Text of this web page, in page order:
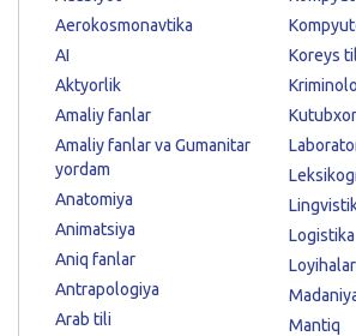
Aerokosmonavtika
AI
Aktyorlik
Amaliy fanlar
Amaliy fanlar va Gumanitar
yordam
Anatomiya
Animatsiya
Aniq fanlar
Antrapologiya
Arab tili
Koreys
Logistika
Mantiq